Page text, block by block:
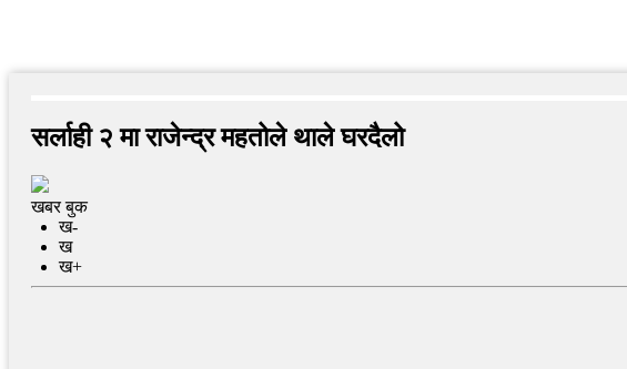
सर्लाही २ मा राजेन्द्र महतोले थाले घरदैलो
खबर बुक
ख-
ख
ख+